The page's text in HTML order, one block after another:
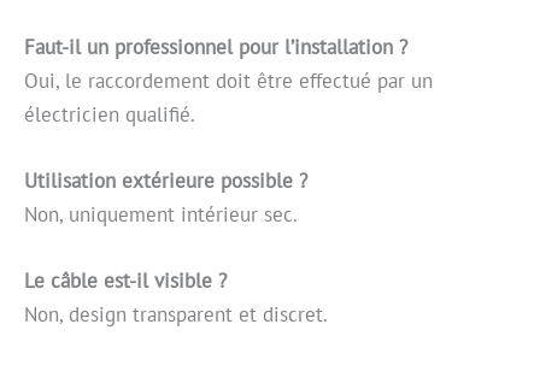
Faut-il un professionnel pour l’installation ?
Oui, le raccordement doit être effectué par un
électricien qualifié.
Utilisation extérieure possible ?
Non, uniquement intérieur sec.
Le câble est-il visible ?
Non, design transparent et discret.